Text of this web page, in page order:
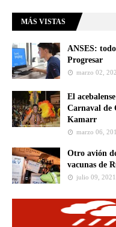
MÁS VISTAS
ANSES:
Progresar
marzo 02,
El
Carnaval de
Kamarr
marzo 06,
Otro avión
vacunas de
julio 09, 2021